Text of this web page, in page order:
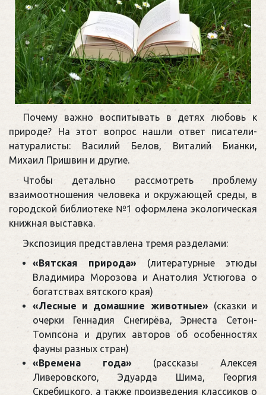
Почему важно воспитывать в детях любовь к
природе? На этот вопрос нашли ответ писатели-
натуралисты: Василий Белов, Виталий Бианки,
Михаил Пришвин и другие.
Чтобы детально рассмотреть проблему
взаимоотношения человека и окружающей среды, в
городской библиотеке №1 оформлена экологическая
книжная выставка.
Экспозиция представлена тремя разделами:
«Вятская природа» (литературные этюды
Владимира Морозова и Анатолия Устюгова о
богатствах вятского края)
«Лесные и домашние животные» (сказки и
очерки Геннадия Снегирёва, Эрнеста Сетон-
Томпсона и других авторов об особенностях
фауны разных стран)
«Времена года» (рассказы Алексея
Ливеровского, Эдуарда Шима, Георгия
Скребицкого, а также произведения классиков о